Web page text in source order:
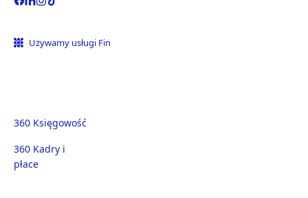
Używamy usługi Fin
360 Księgowość
360 Kadry i
płace